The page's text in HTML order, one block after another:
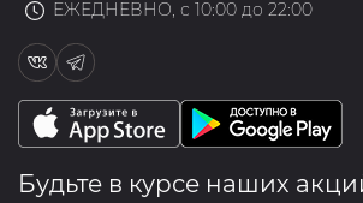
ЕЖЕДНЕВНО, с 10:00 до 22:00
Будьте в курсе наших